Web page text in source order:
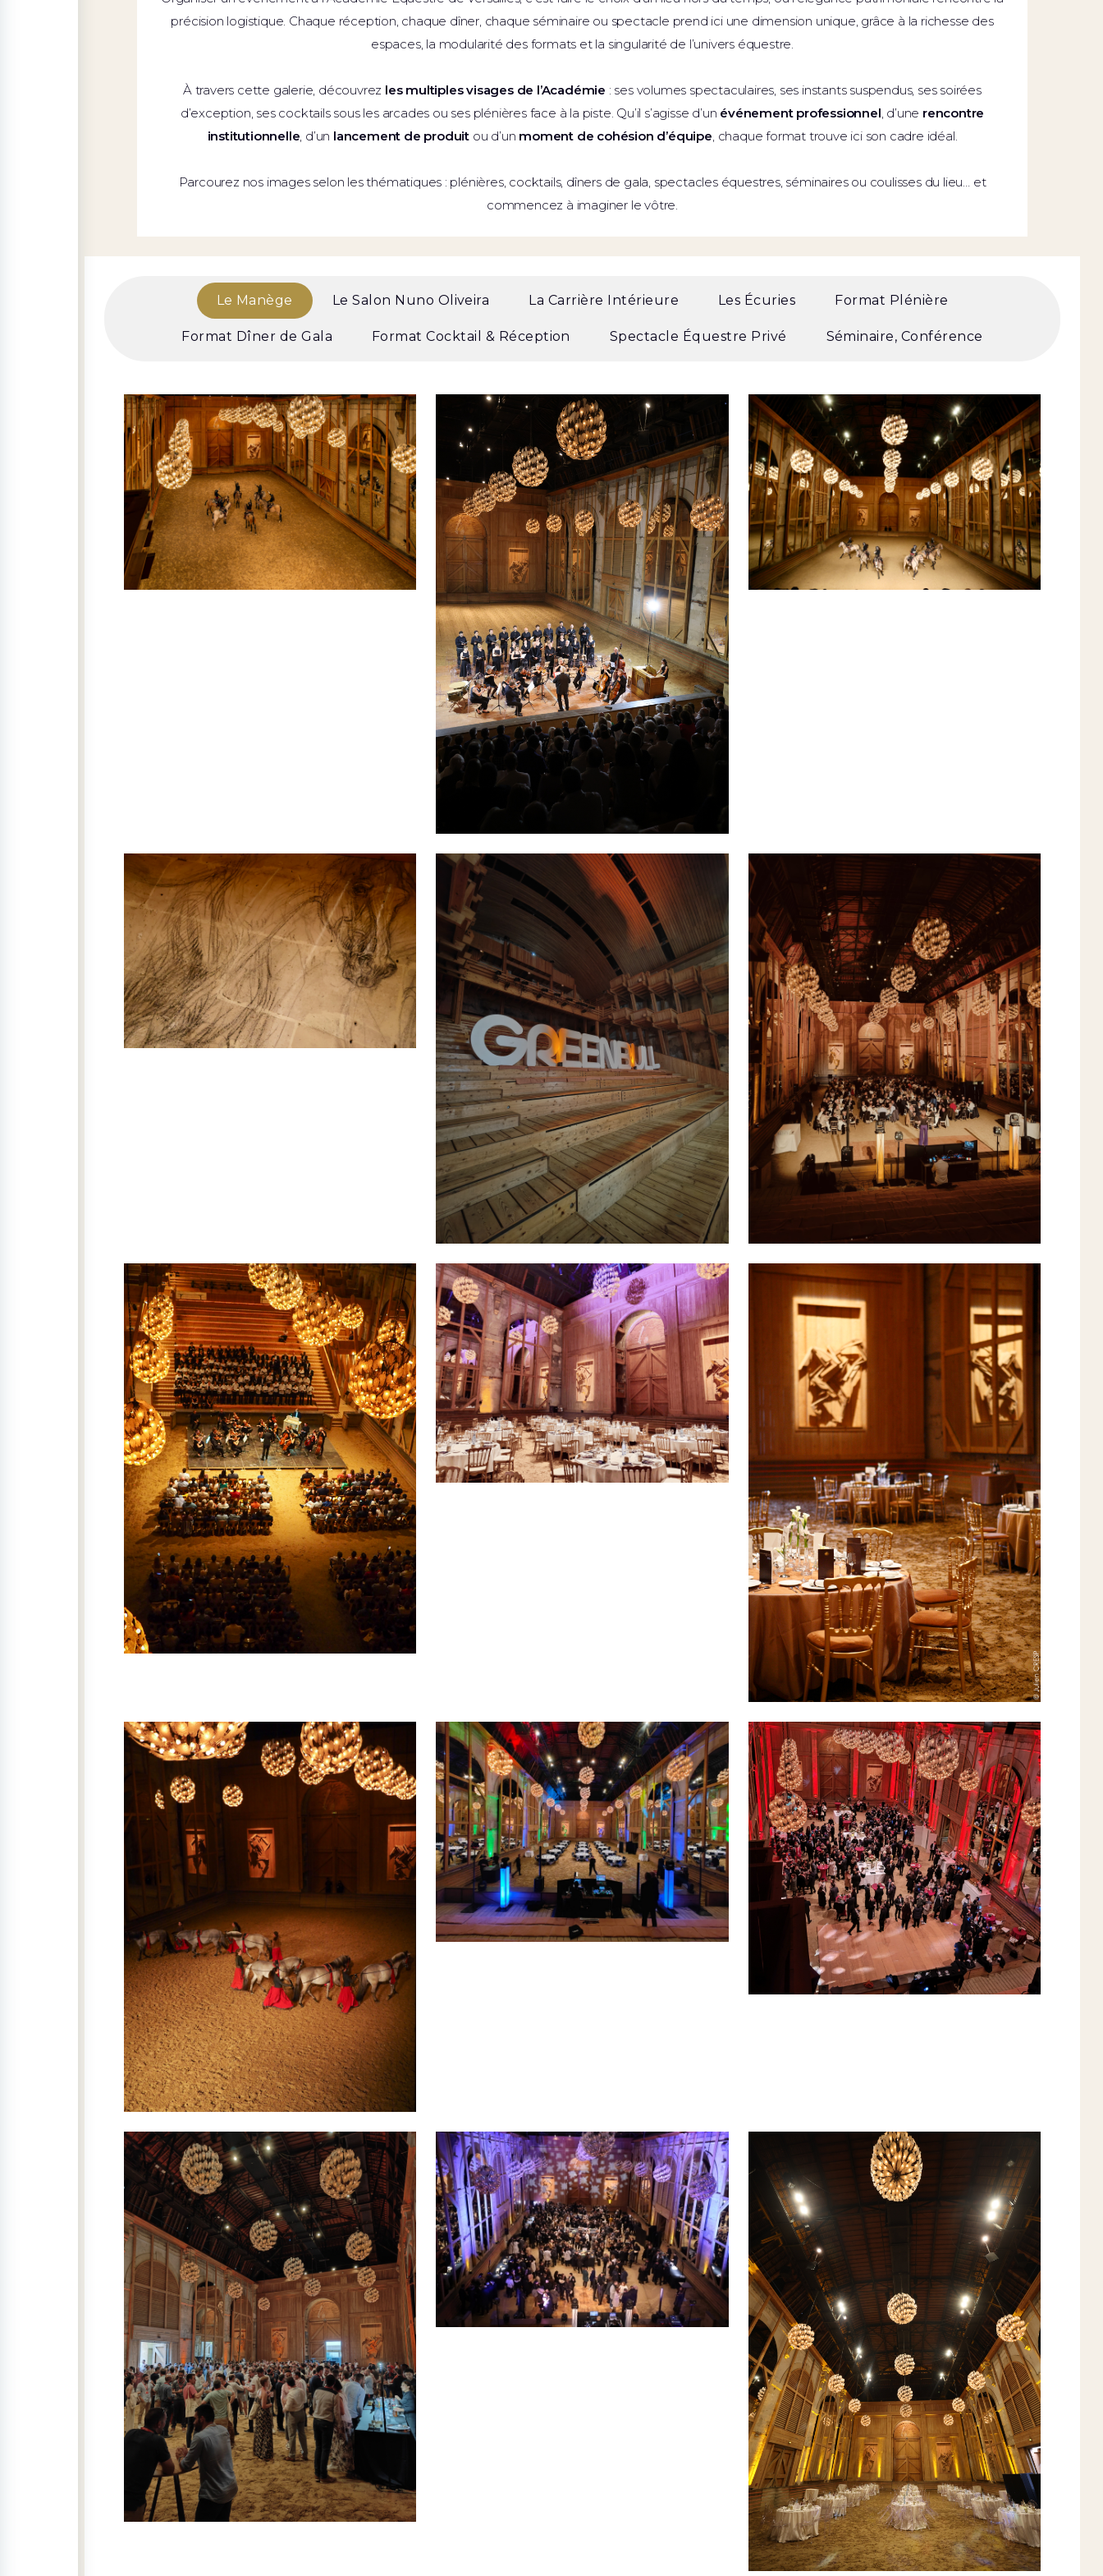
précision logistique. Chaque réception, chaque dîner, chaque séminaire ou spectacle prend ici une dimension unique, grâce à la richesse des
espaces, la modularité des formats et la singularité de l’univers équestre.
À travers cette galerie, découvrez les multiples visages de l’Académie : ses volumes spectaculaires, ses instants suspendus, ses soirées
d’exception, ses cocktails sous les arcades ou ses plénières face à la piste. Qu’il s’agisse d’un événement professionnel, d’une rencontre
institutionnelle, d’un lancement de produit ou d’un moment de cohésion d’équipe, chaque format trouve ici son cadre idéal.
Parcourez nos images selon les thématiques : plénières, cocktails, dîners de gala, spectacles équestres, séminaires ou coulisses du lieu… et
commencez à imaginer le vôtre.
Le Manège Le Salon Nuno Oliveira La Carrière Intérieure Les Écuries Format Plénière
Format Dîner de Gala Format Cocktail & Réception Spectacle Équestre Privé Séminaire, Conférence